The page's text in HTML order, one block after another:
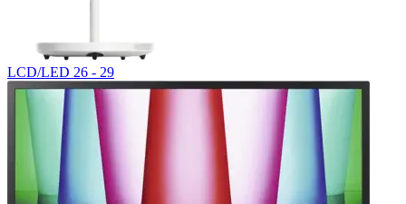
LCD/LED 26 - 29